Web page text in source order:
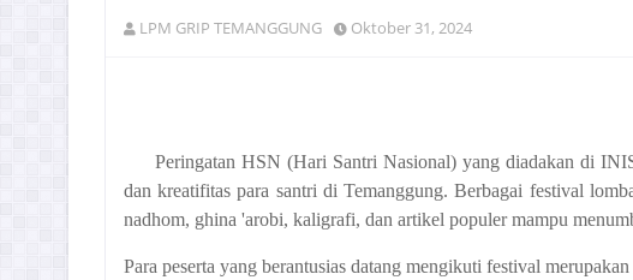
LPM GRIP TEMANGGUNG Oktober 31, 2024
Peringatan HSN (Hari Santri Nasional) yang diadakan di
dan kreatifitas para santri di Temanggung. Berbagai festival
nadhom, ghina 'arobi, kaligrafi, dan artikel populer mampu
Para peserta yang berantusias datang mengikuti festival